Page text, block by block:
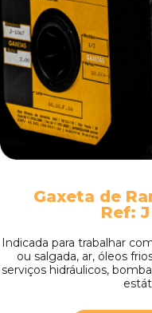
Gaxeta de
Ref:
Indicada para trabalhar
ou salgada, ar, óleos
serviços hidráulicos,